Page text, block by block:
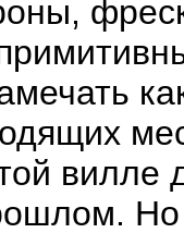
вилле